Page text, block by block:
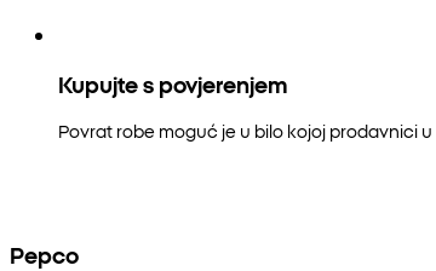
Kupujte s povjerenjem
Povrat robe moguć je u bilo kojoj prodavnici
Pepco